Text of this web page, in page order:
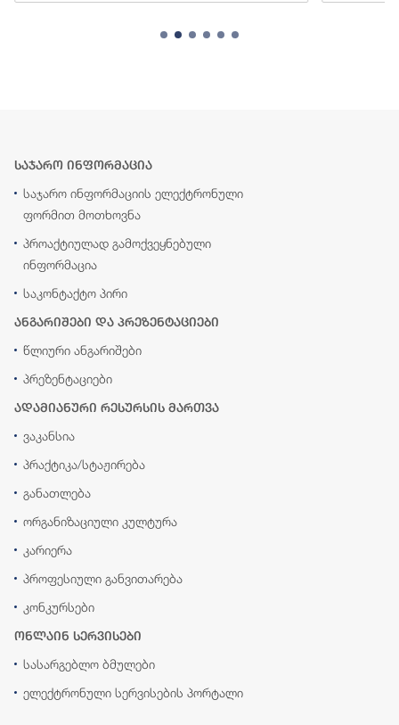
საჯარო ინფორმაცია
საჯარო ინფორმაციის ელექტრონული
ფორმით მოთხოვნა
პროაქტიულად გამოქვეყნებული
ინფორმაცია
საკონტაქტო პირი
ანგარიშები და პრეზენტაციები
წლიური ანგარიშები
პრეზენტაციები
ადამიანური რესურსის მართვა
ვაკანსია
პრაქტიკა/სტაჟირება
განათლება
ორგანიზაციული კულტურა
კარიერა
პროფესიული განვითარება
კონკურსები
ონლაინ სერვისები
სასარგებლო ბმულები
ელექტრონული სერვისების პორტალი